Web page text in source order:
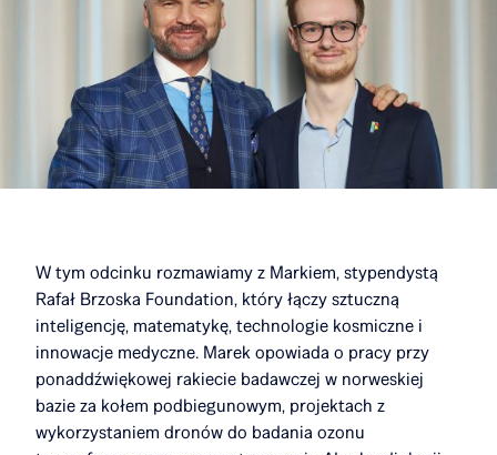
W tym odcinku rozmawiamy z Markiem, stypendystą
Rafał Brzoska Foundation, który łączy sztuczną
inteligencję, matematykę, technologie kosmiczne i
innowacje medyczne. Marek opowiada o pracy przy
ponaddźwiękowej rakiecie badawczej w norweskiej
bazie za kołem podbiegunowym, projektach z
wykorzystaniem dronów do badania ozonu